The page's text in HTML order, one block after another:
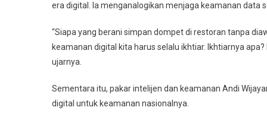
era digital. Ia menganalogikan menjaga keamanan data
“Siapa yang berani simpan dompet di restoran tanpa
keamanan digital kita harus selalu ikhtiar. Ikhtiarnya
ujarnya.
Sementara itu, pakar intelijen dan keamanan Andi
digital untuk keamanan nasionalnya.